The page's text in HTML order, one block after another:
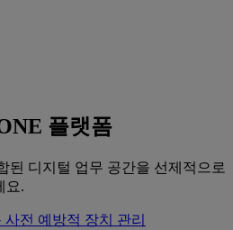
플랫폼
된 디지털 업무 공간을 선제적으로
요.
사전 예방적 장치 관리